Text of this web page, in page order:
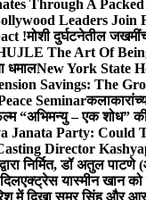
Through A
Leaders Join
!मोशी दुर्घटनेतील
The Art Of
धमालNew York State
Savings: The
Seminar
“अभिमन्यु – एक शोध”
Janata Party: Could
Director
निर्मित, डॉ अतुल
एक्ट्रेस यास्मीन खान को